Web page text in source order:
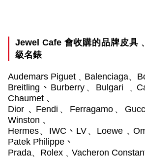
Jewel Cafe 會收購的品牌皮具
級名錶
Audemars Piguet﹑ Balenciaga、
Breitling 、 Burberry 、 Bulgari
Chaumet﹑
Dior﹑Fendi 、 Ferragamo、
Winston﹑
Hermes、 IWC 、 LV 、
Patek Philippe、
Prada、 Rolex﹑ Vacheron